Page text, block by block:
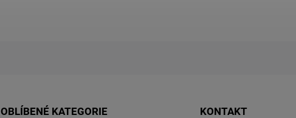
OBLÍBENÉ KATEGORIE KONTAKT